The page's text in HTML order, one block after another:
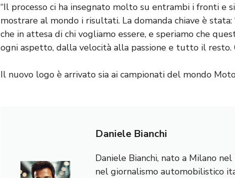
“Il processo ci ha insegnato molto su entrambi i fronti e
mostrare al mondo i risultati. La domanda chiave è stata:
che in attesa di chi vogliamo essere, e speriamo che
ogni aspetto, dalla velocità alla passione e tutto il resto.
Il nuovo logo è arrivato sia ai campionati del mondo
Daniele Bianchi
Daniele Bianchi, nato a Milano
nel giornalismo automobilistico